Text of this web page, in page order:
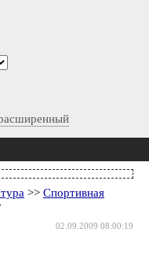
>> Спортивная
02.09.2009 08:00:19